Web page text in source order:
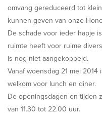
omvang gereduceerd tot
kunnen geven van onze
De schade voor ieder hapje
ruimte heeft voor ruime
is nog niet aangekoppeld.
Vanaf woensdag 21 mei
welkom voor lunch en diner.
De openingsdagen en tijden
van 11.30 tot 22.00 uur.